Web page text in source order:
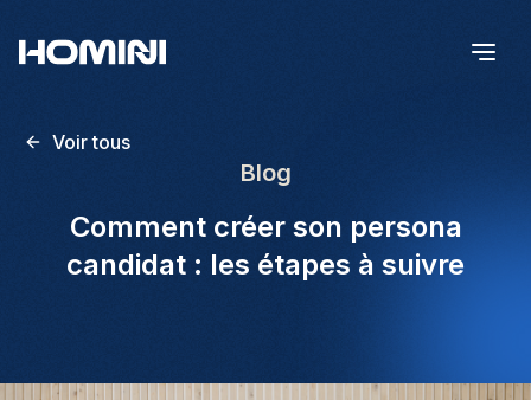
Voir tous
Blog
Comment créer son persona
candidat : les étapes à suivre